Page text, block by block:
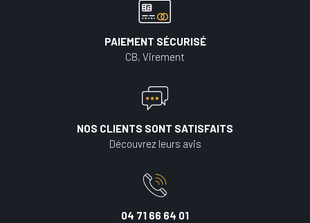
PAIEMENT SÉCURISÉ
CB, Virement
NOS CLIENTS SONT SATISFAITS
Découvrez leurs avis
04 71 66 64 01